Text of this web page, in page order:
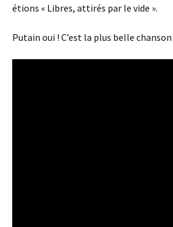
étions « Libres, attirés par le vide ».
Putain oui ! C’est la plus belle